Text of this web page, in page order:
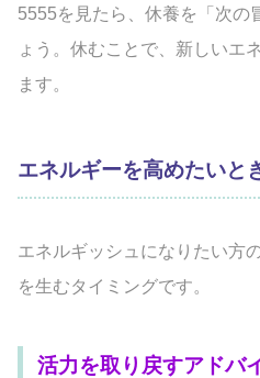
5555を見たら、休養を「次の
ょう。休むことで、新しいエ
ます。
エネルギーを高めたいと
エネルギッシュになりたい方
を生むタイミングです。
活力を取り戻すアドバ